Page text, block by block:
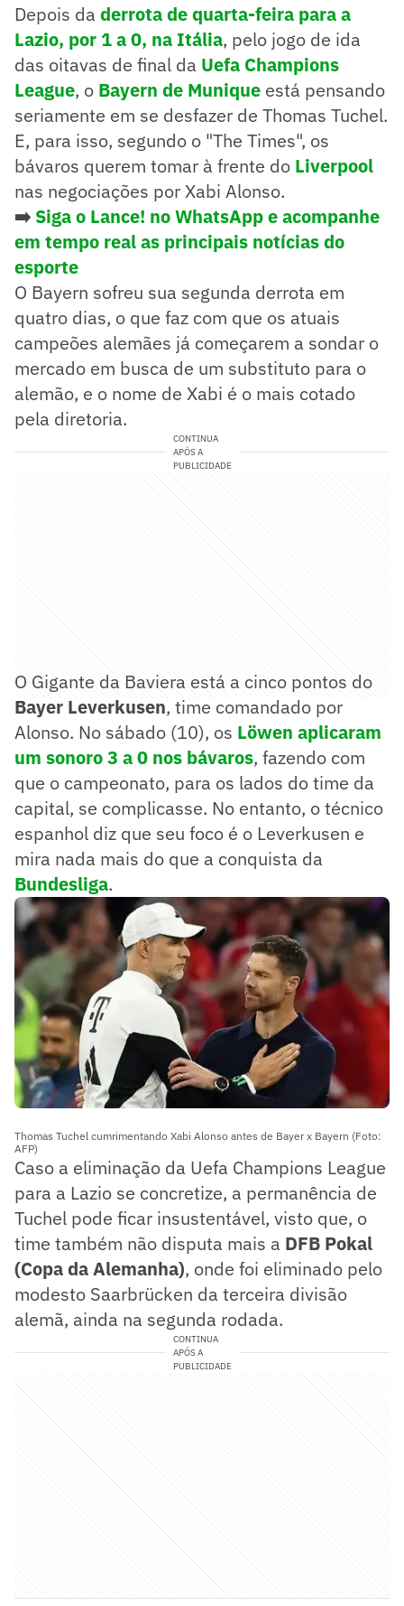
Depois da derrota de quarta-feira para a
Lazio, por 1 a 0, na Itália, pelo jogo de ida
das oitavas de final da Uefa Champions
League, o Bayern de Munique está pensando
seriamente em se desfazer de Thomas Tuchel.
E, para isso, segundo o "The Times", os
bávaros querem tomar à frente do Liverpool
nas negociações por Xabi Alonso.
➡️ Siga o Lance! no WhatsApp e acompanhe
em tempo real as principais notícias do
esporte
O Bayern sofreu sua segunda derrota em
quatro dias, o que faz com que os atuais
campeões alemães já começarem a sondar o
mercado em busca de um substituto para o
alemão, e o nome de Xabi é o mais cotado
pela diretoria.
CONTINUA
APÓS A
PUBLICIDADE
O Gigante da Baviera está a cinco pontos do
Bayer Leverkusen, time comandado por
Alonso. No sábado (10), os Löwen aplicaram
um sonoro 3 a 0 nos bávaros, fazendo com
que o campeonato, para os lados do time da
capital, se complicasse. No entanto, o técnico
espanhol diz que seu foco é o Leverkusen e
mira nada mais do que a conquista da
Bundesliga.
Thomas Tuchel cumrimentando Xabi Alonso antes de Bayer x Bayern (Foto:
AFP)
Caso a eliminação da Uefa Champions League
para a Lazio se concretize, a permanência de
Tuchel pode ficar insustentável, visto que, o
time também não disputa mais a DFB Pokal
(Copa da Alemanha), onde foi eliminado pelo
modesto Saarbrücken da terceira divisão
alemã, ainda na segunda rodada.
CONTINUA
APÓS A
PUBLICIDADE